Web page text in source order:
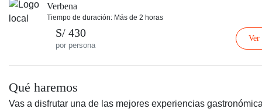
Verbena
Tiempo de duración: Más de 2 horas
S/ 430
por persona
Ver
Qué haremos
Vas a disfrutar una de las mejores experiencias